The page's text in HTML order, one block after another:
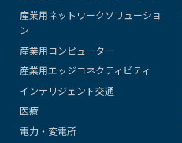
産業用ネットワークソリューショ
ン
産業用コンピューター
産業用エッジコネクティビティ
インテリジェント交通
医療
電力・変電所